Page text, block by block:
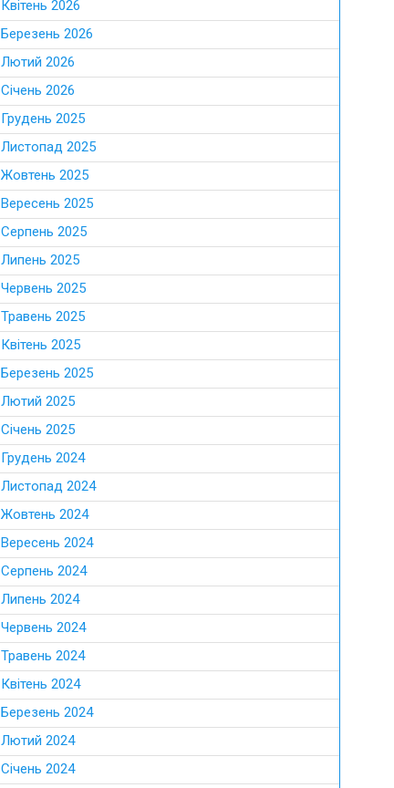
Квітень 2026
Березень 2026
Лютий 2026
Січень 2026
Грудень 2025
Листопад 2025
Жовтень 2025
Вересень 2025
Серпень 2025
Липень 2025
Червень 2025
Травень 2025
Квітень 2025
Березень 2025
Лютий 2025
Січень 2025
Грудень 2024
Листопад 2024
Жовтень 2024
Вересень 2024
Серпень 2024
Липень 2024
Червень 2024
Травень 2024
Квітень 2024
Березень 2024
Лютий 2024
Січень 2024